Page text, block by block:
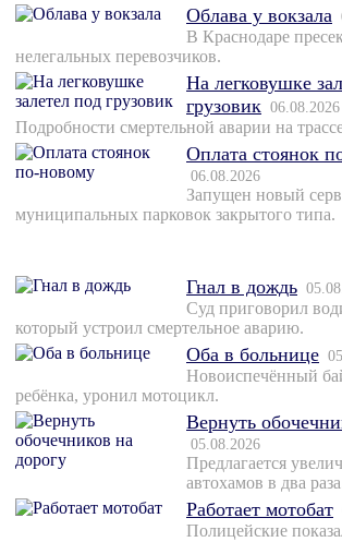
Облава у вокзала
В Краснодаре
нелегальных перевозчиков.
На легковушке
грузовик 06.08.2026
Подробности смертельной аварии на
Оплата стоянок
06.08.2026
Запущен новый
муниципальных парковок закрытого типа.
Гнал в дождь
Суд приговорил
который устроил смертельное аварию.
Оба в больнице
Новоиспечённый
ребёнка, уронил мотоцикл.
Вернуть
05.08.2026
Предлагается
автохамов в два
Работает мотобат
Полицейские